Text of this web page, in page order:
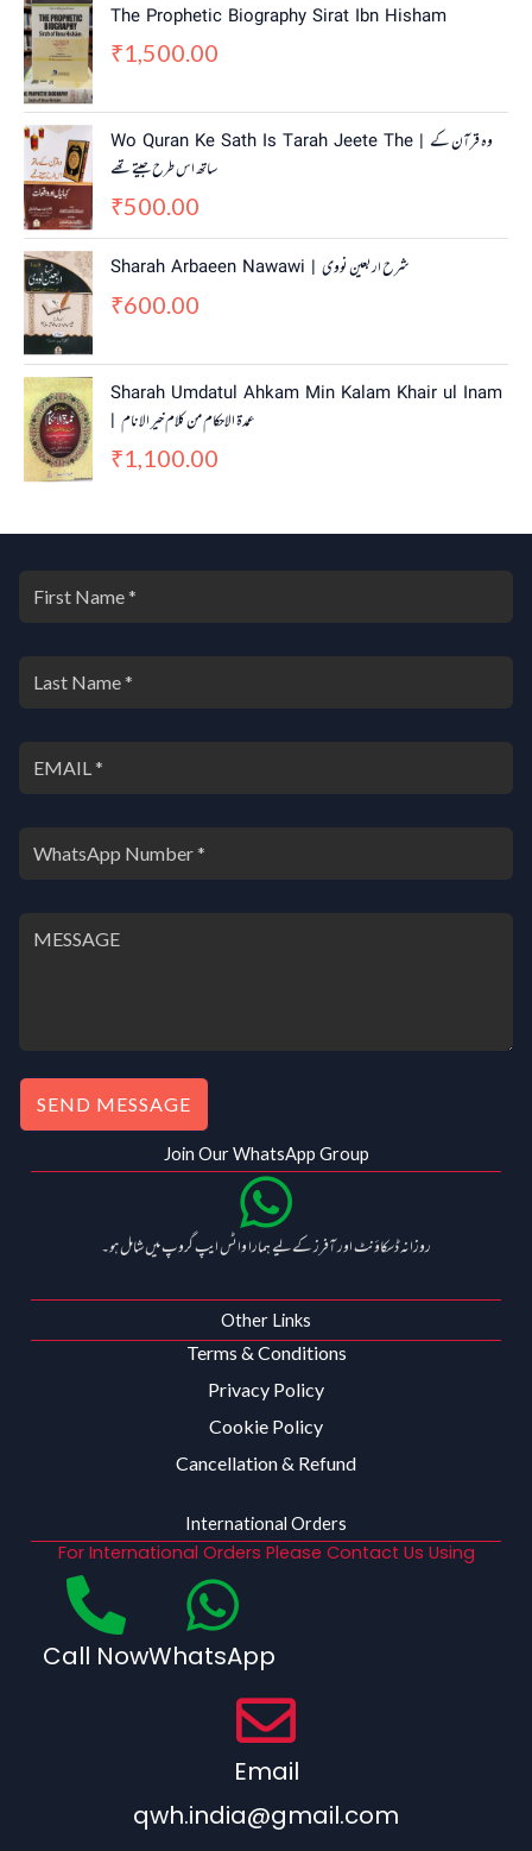
a
c
e
w
:
₹
.
0
0
t
e
4
0
The Prophetic Biography Sirat Ibn Hisham
₹1,500.00
Wo Quran Ke Sath Is Tarah Jeete The | وہ قرآن کے
ساتھ اس طرح جیتے تھے
₹500.00
Sharah Arbaeen Nawawi | شرح اربعین نووی
₹600.00
Sharah Umdatul Ahkam Min Kalam Khair ul Inam
| عمدۃ الاحکام من کلام خیر الانام
₹1,100.00
SEND MESSAGE
Join Our WhatsApp Group
روزانہ ڈسکاؤنٹ اور آفرز کے لیے ہمارا واٹس ایپ گروپ میں شامل ہو۔
Other Links
Terms & Conditions
Privacy Policy
Cookie Policy
Cancellation & Refund
International Orders
For International Orders Please Contact Us Using
Call NowWhatsApp
Email
qwh.india@gmail.com